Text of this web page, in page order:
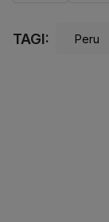
TAGI: Peru